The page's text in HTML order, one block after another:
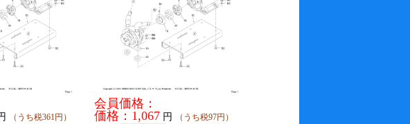
（うち税361円）
会員価格：
価格：1,067 円 （うち税97円）